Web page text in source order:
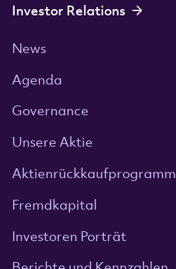
Investor Relations
News
Agenda
Governance
Unsere Aktie
Aktienrückkaufprogramm
Fremdkapital
Investoren Porträt